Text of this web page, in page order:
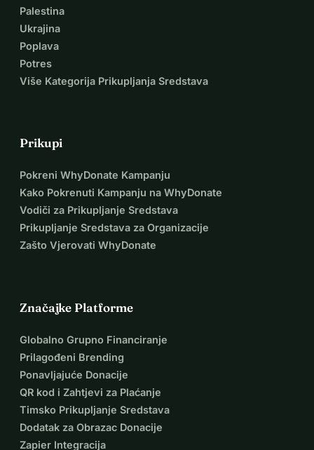
Palestina
Ukrajina
Poplava
Potres
Više Kategorija Prikupljanja Sredstava
Prikupi
Pokreni WhyDonate Kampanju
Kako Pokrenuti Kampanju na WhyDonate
Vodiči za Prikupljanje Sredstava
Prikupljanje Sredstava za Organizacije
Zašto Vjerovati WhyDonate
Značajke Platforme
Globalno Grupno Financiranje
Prilagođeni Brending
Ponavljajuće Donacije
QR kod i Zahtjevi za Plaćanje
Timsko Prikupljanje Sredstava
Dodatak za Obrazac Donacije
Zapier Integracija